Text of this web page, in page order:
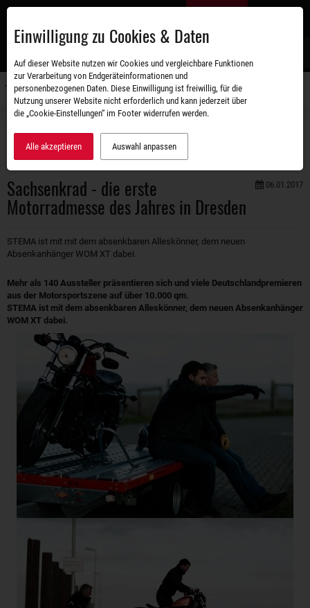
Zum
Sachsenkrad - die erste Motorradmesse des Jahres in Dresden
06.01.2017
Sachsenkrad - die erste
Motorradmesse des Jahres in Dresden
STEMA ist mit mit dem absenkbaren Alleskönner, dem neuen
Absenkanhänger WOM XT dabei.
Mehr als 140 Aussteller präsentieren sich und viele Deutschlandpremieren
aus der Motorsportszene auf über 10.000 qm.
STEMA ist mit dem absenkbaren Alleskönner, dem neuen Absenkanhänger
WOM XT dabei.
Einwilligung zu Cookies & Daten
Auf dieser Website nutzen wir Cookies und vergleichbare Funktionen
zur Verarbeitung von Endgeräteinformationen und
personenbezogenen Daten. Diese Einwilligung ist freiwillig, für die
Nutzung unserer Website nicht erforderlich und kann jederzeit über
die „Cookie-Einstellungen“ im Footer widerrufen werden.
Alle akzeptieren Auswahl anpassen